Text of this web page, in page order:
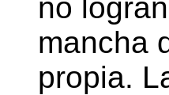
no
mancha
propia.